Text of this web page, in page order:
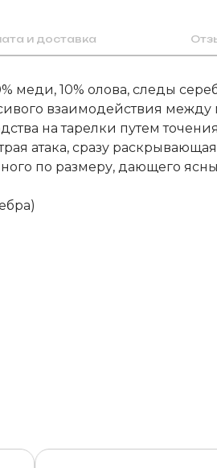
и доставка
меди, 10% олова, следы
взаимодействия
на тарелки путем
атака, сразу
по размеру, дающего